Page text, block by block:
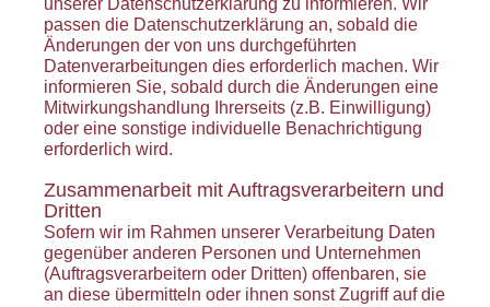
passen die Datenschutzerklärung an, sobald die
Änderungen der von uns durchgeführten
Datenverarbeitungen dies erforderlich machen. Wir
informieren Sie, sobald durch die Änderungen eine
Mitwirkungshandlung Ihrerseits (z.B. Einwilligung)
oder eine sonstige individuelle Benachrichtigung
erforderlich wird.
Zusammenarbeit mit Auftragsverarbeitern und
Dritten
Sofern wir im Rahmen unserer Verarbeitung Daten
gegenüber anderen Personen und Unternehmen
(Auftragsverarbeitern oder Dritten) offenbaren, sie
an diese übermitteln oder ihnen sonst Zugriff auf die